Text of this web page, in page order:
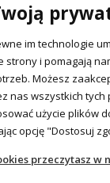
O nas
z nasionami
260240470 | Czarnca,
Włoszczowa
PEŁNĄ WERSJĘ
im technologie
strony i pomagają
Możesz
nas wszystkich tych
użycie plików
opcję "Dostosuj
przeczytasz w